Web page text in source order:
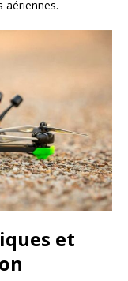
aériennes.
et